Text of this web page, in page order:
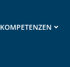
KOMPETENZEN